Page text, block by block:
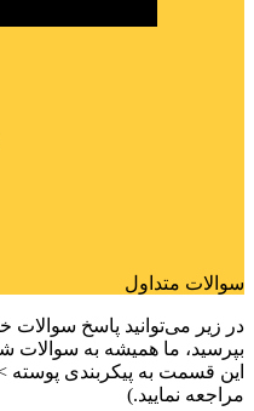
سوالات متداول
در زیر می‌توانید پاسخ سوالات
بپرسید، ما همیشه به سوالات
این قسمت به پیکربندی
مراجعه نمایید.)